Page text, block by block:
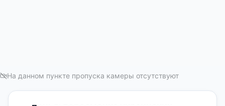
На данном пункте пропуска камеры отсутствуют